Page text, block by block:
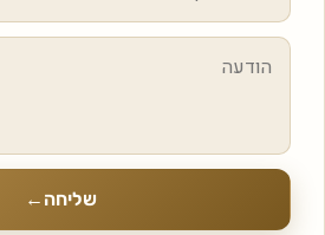
שליחה ←